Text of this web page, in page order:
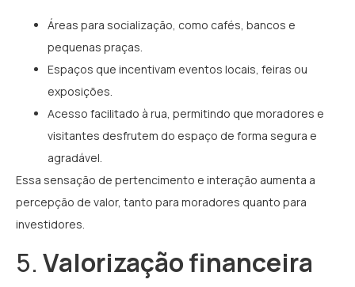
Áreas para socialização, como cafés, bancos e
pequenas praças.
Espaços que incentivam eventos locais, feiras ou
exposições.
Acesso facilitado à rua, permitindo que moradores e
visitantes desfrutem do espaço de forma segura e
agradável.
Essa sensação de pertencimento e interação aumenta a
percepção de valor, tanto para moradores quanto para
investidores.
5. Valorização financeira